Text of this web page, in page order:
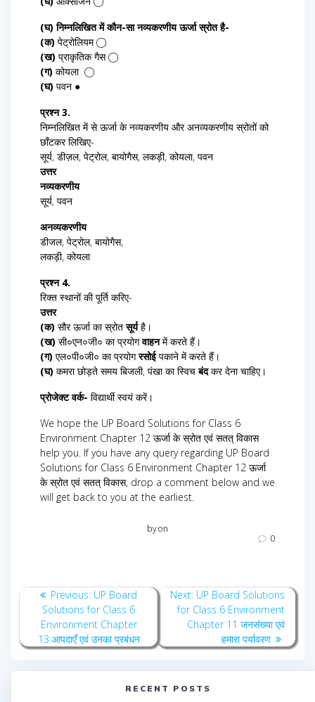
(घ) निम्नलिखित में कौन-सा नव्यकरणीय ऊर्जा स्रोत है-
(क) पेट्रोलियम ◯
(ख) प्राकृतिक गैस ◯
(ग) कोयला ◯
(घ) पवन ●
प्रश्न 3.
निम्नलिखित में से ऊर्जा के नव्यकरणीय और अनव्यकरणीय स्रोतों को
छाँटकर लिखिए-
सूर्य, डीज़ल, पेट्रोल, बायोगैस, लकड़ी, कोयला, पवन
उत्तर
नव्यकरणीय
सूर्य, पवन
अनव्यकरणीय
डीजल, पेट्रोल, बायोगैस,
लकड़ी, कोयला
प्रश्न 4.
रिक्त स्थानों की पूर्ति करिए-
उत्तर
(क) सौर ऊर्जा का स्रोतसूर्यहै।
(ख) सी०एन०जी० का प्रयोगवाहनमें करते हैं।
(ग) एल०पी०जी० का प्रयोगरसोईपकाने में करते हैं।
(घ) कमरा छोड़ते समय बिजली, पंखा का स्विचबंदकर देना चाहिए।
प्रोजेक्ट वर्क- विद्यार्थी स्वयं करें।
We hope the UP Board Solutions for Class 6
Environment Chapter 12 ऊर्जा के स्रोत एवं सतत् विकास
help you. If you have any query regarding UP Board
Solutions for Class 6 Environment Chapter 12 ऊर्जा
के स्रोत एवं सतत् विकास, drop a comment below and we
will get back to you at the earliest.
byon
0
Post
navigation
Previous: Previous
post:
UP Board
Solutions for Class 6
Environment Chapter
13 आपदाएँ एवं उनका प्रबंधन
Next: Next
post:
UP Board Solutions
for Class 6 Environment
Chapter 11 जनसंख्या एवं
हमारा पर्यावरण
RECENT POSTS